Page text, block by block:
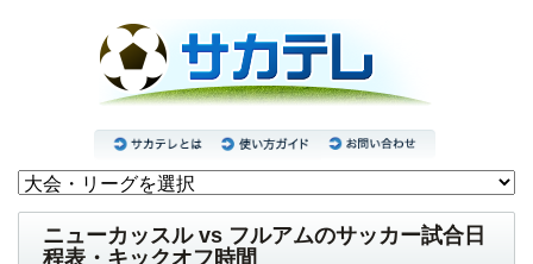
ニューカッスル vs フルアムのサッカー試合日
程表・キックオフ時間